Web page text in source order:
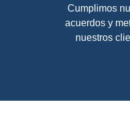
Cumplimos
acuerdos y
nuestros